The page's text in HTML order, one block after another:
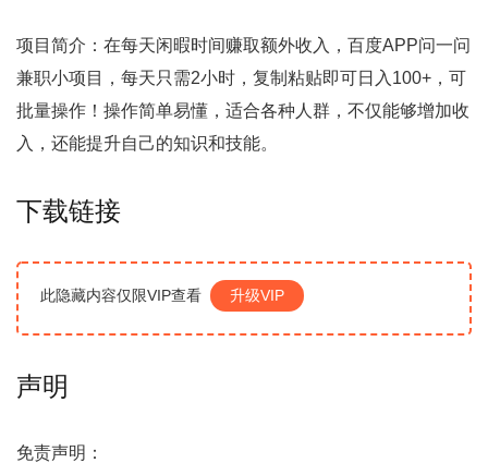
项目简介：在每天闲暇时间赚取额外收入，百度APP问一问
兼职小项目，每天只需2小时，复制粘贴即可日入100+，可
批量操作！操作简单易懂，适合各种人群，不仅能够增加收
入，还能提升自己的知识和技能。
下载链接
此隐藏内容仅限VIP查看 升级VIP
声明
免责声明：